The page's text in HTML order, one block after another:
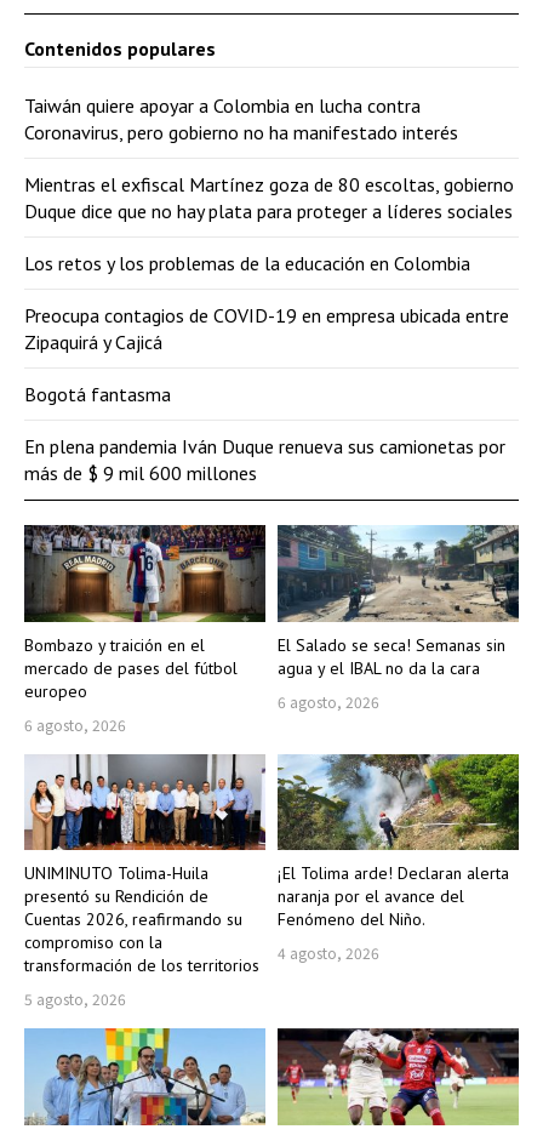
Bombazo y traición en el
mercado de pases del fútbol
europeo
6 agosto, 2026
El Salado se seca! Semanas sin
agua y el IBAL no da la cara
6 agosto, 2026
UNIMINUTO Tolima-Huila
presentó su Rendición de
Cuentas 2026, reafirmando su
compromiso con la
transformación de los territorios
5 agosto, 2026
¡El Tolima arde! Declaran alerta
naranja por el avance del
Fenómeno del Niño.
4 agosto, 2026
Contenidos populares
Taiwán quiere apoyar a Colombia en lucha contra
Coronavirus, pero gobierno no ha manifestado interés
Mientras el exfiscal Martínez goza de 80 escoltas, gobierno
Duque dice que no hay plata para proteger a líderes sociales
Los retos y los problemas de la educación en Colombia
Preocupa contagios de COVID-19 en empresa ubicada entre
Zipaquirá y Cajicá
Bogotá fantasma
En plena pandemia Iván Duque renueva sus camionetas por
más de $ 9 mil 600 millones